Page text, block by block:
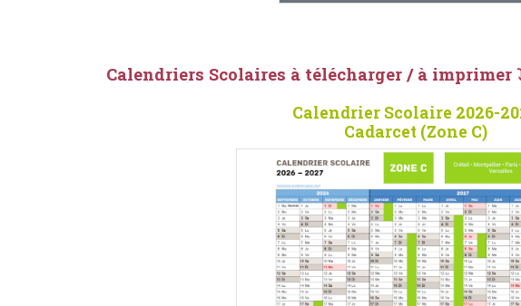
Calendriers Scolaires à télécharger / à imprimer
Calendrier Scolaire 2026-
Cadarcet (Zone C)